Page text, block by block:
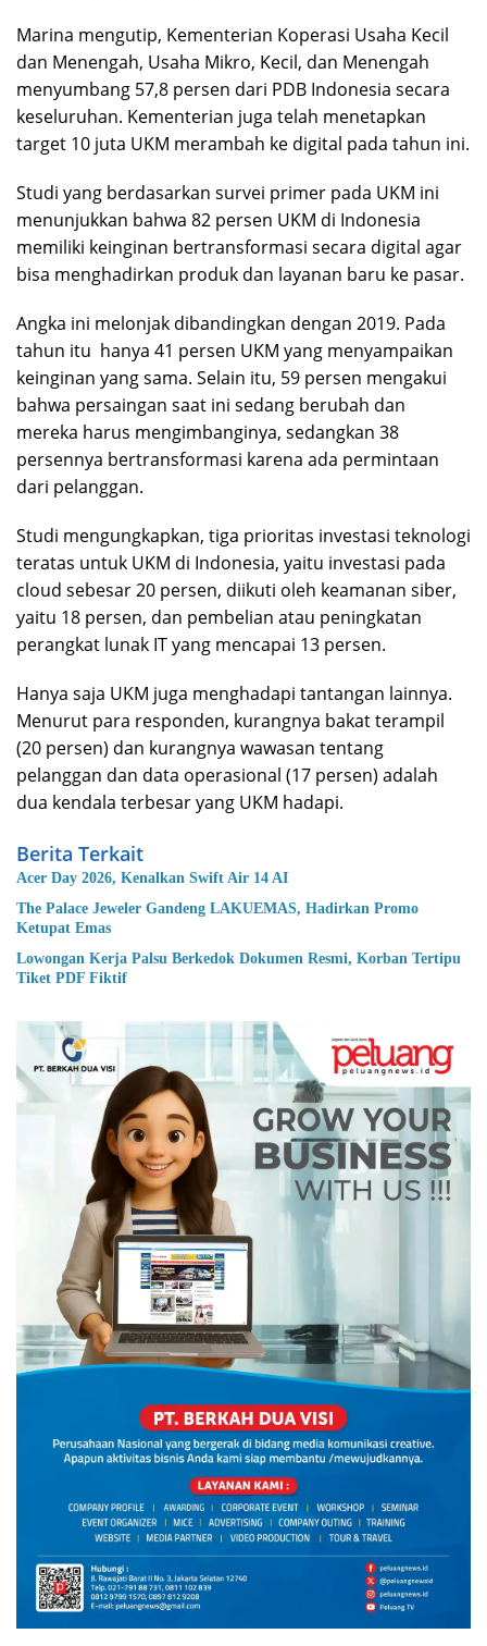
Marina mengutip, Kementerian Koperasi Usaha Kecil
dan Menengah, Usaha Mikro, Kecil, dan Menengah
menyumbang 57,8 persen dari PDB Indonesia secara
keseluruhan. Kementerian juga telah menetapkan
target 10 juta UKM merambah ke digital pada tahun ini.
Studi yang berdasarkan survei primer pada UKM ini
menunjukkan bahwa 82 persen UKM di Indonesia
memiliki keinginan bertransformasi secara digital agar
bisa menghadirkan produk dan layanan baru ke pasar.
Angka ini melonjak dibandingkan dengan 2019. Pada
tahun itu hanya 41 persen UKM yang menyampaikan
keinginan yang sama. Selain itu, 59 persen mengakui
bahwa persaingan saat ini sedang berubah dan
mereka harus mengimbanginya, sedangkan 38
persennya bertransformasi karena ada permintaan
dari pelanggan.
Studi mengungkapkan, tiga prioritas investasi teknologi
teratas untuk UKM di Indonesia, yaitu investasi pada
cloud sebesar 20 persen, diikuti oleh keamanan siber,
yaitu 18 persen, dan pembelian atau peningkatan
perangkat lunak IT yang mencapai 13 persen.
Hanya saja UKM juga menghadapi tantangan lainnya.
Menurut para responden, kurangnya bakat terampil
(20 persen) dan kurangnya wawasan tentang
pelanggan dan data operasional (17 persen) adalah
dua kendala terbesar yang UKM hadapi.
Berita Terkait
Acer Day 2026, Kenalkan Swift Air 14 AI
The Palace Jeweler Gandeng LAKUEMAS, Hadirkan Promo
Ketupat Emas
Lowongan Kerja Palsu Berkedok Dokumen Resmi, Korban Tertipu
Tiket PDF Fiktif